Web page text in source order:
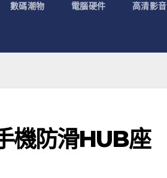
數碼潮物 電腦硬件 高清影音
機防滑HUB座